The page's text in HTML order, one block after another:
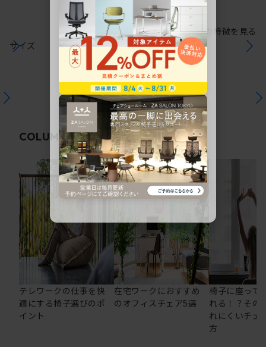
サイズ
シリーズの特徴を見る
COLUMN関連コラム
テレワークの仕事を快
適にする椅子選びのポ
イント
在宅ワークにおすすめ
のオフィスチェア5選
椅子に座って
れる！？その
れにくいチェ
方